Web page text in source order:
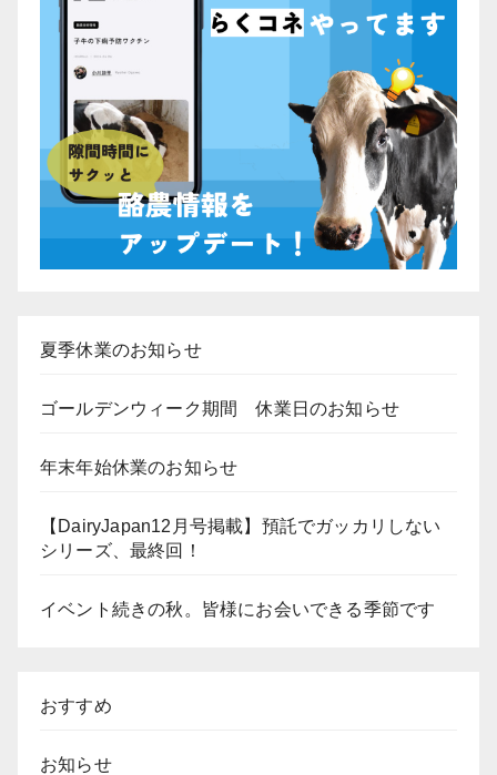
ジ
送
り
夏季休業のお知らせ
ゴールデンウィーク期間 休業日のお知らせ
年末年始休業のお知らせ
【DairyJapan12月号掲載】預託でガッカリしない
シリーズ、最終回！
イベント続きの秋。皆様にお会いできる季節です
おすすめ
お知らせ